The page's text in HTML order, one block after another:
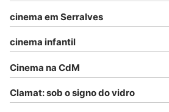
cinema em Serralves
cinema infantil
Cinema na CdM
Clamat: sob o signo do vidro